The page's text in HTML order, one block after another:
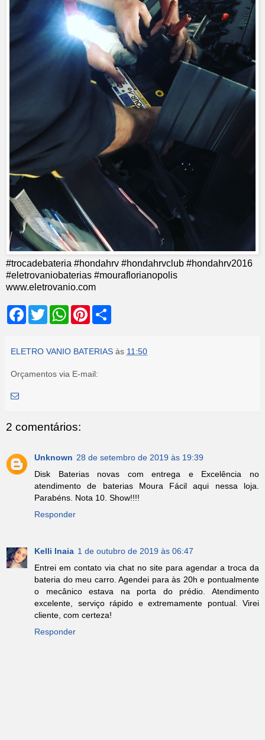
#trocadebateria #hondahrv #hondahrvclub #hondahrv2016
#eletrovaniobaterias #mouraflorianopolis
www.eletrovanio.com
F
b
o
k
T
w
t
e
W
s
A
p
P
e
r
s
e
ELETRO VANIO BATERIAS às 11:50
Orçamentos via E-mail:
2 comentários:
Unknown 28 de setembro de 2019 às 19:39
Disk Baterias novas com entrega e Excelência no
atendimento de baterias Moura Fácil aqui nessa loja.
Parabéns. Nota 10. Show!!!!
Responder
Kelli Inaia 1 de outubro de 2019 às 06:47
Entrei em contato via chat no site para agendar a troca da
bateria do meu carro. Agendei para às 20h e pontualmente
o mecânico estava na porta do prédio. Atendimento
excelente, serviço rápido e extremamente pontual. Virei
cliente, com certeza!
Responder